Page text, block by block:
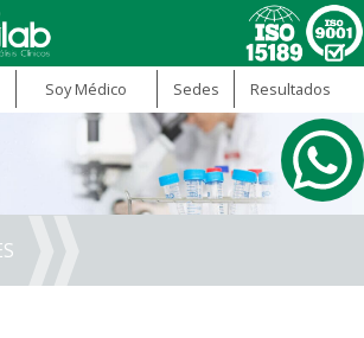
Soy Médico Sedes Resultados